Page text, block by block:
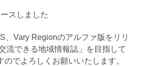
スしました
、Vary Regionのアルファ版をリリ
流できる地域情報誌」を目指して
でよろしくお願いいたします。